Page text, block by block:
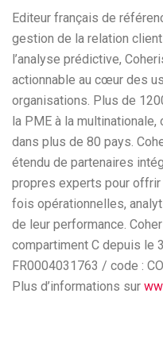
Editeur français de
gestion de la relation
l’analyse prédictive,
actionnable au cœur des
organisations. Plus de
la PME à la
dans plus de 80 pays.
étendu de partenaires
propres experts pour
fois opérationnelles,
de leur performance.
compartiment C depuis le
FR0004031763 / code :
Plus d’informations sur